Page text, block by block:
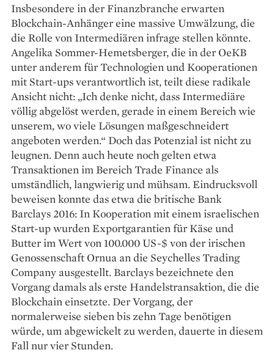
Insbesondere in der Finanzbranche erwarten
Blockchain-Anhänger eine massive Umwälzung, die
die Rolle von Intermediären infrage stellen könnte.
Angelika Sommer-Hemetsberger, die in der OeKB
unter anderem für Technologien und Kooperationen
mit Start-ups verantwortlich ist, teilt diese radikale
Ansicht nicht: „Ich denke nicht, dass Intermediäre
völlig abgelöst werden, gerade in einem Bereich wie
unserem, wo viele Lösungen maßgeschneidert
angeboten werden.“ Doch das Potenzial ist nicht zu
leugnen. Denn auch heute noch gelten etwa
Transaktionen im Bereich Trade Finance als
umständlich, langwierig und mühsam. Eindrucksvoll
beweisen konnte das etwa die britische Bank
Barclays 2016: In Kooperation mit einem israelischen
Start-up wurden Exportgarantien für Käse und
Butter im Wert von 100.000 US-$ von der irischen
Genossenschaft Ornua an die Seychelles Trading
Company ausgestellt. Barclays bezeichnete den
Vorgang damals als erste Handelstransaktion, die die
Blockchain einsetzte. Der Vorgang, der
normalerweise sieben bis zehn Tage benötigen
würde, um abge­wickelt zu werden, dauerte in diesem
Fall nur vier Stunden.